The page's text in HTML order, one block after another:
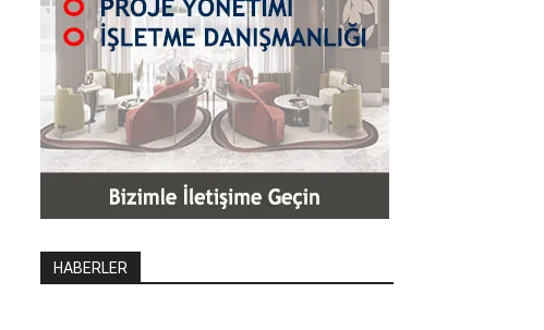
HABERLER